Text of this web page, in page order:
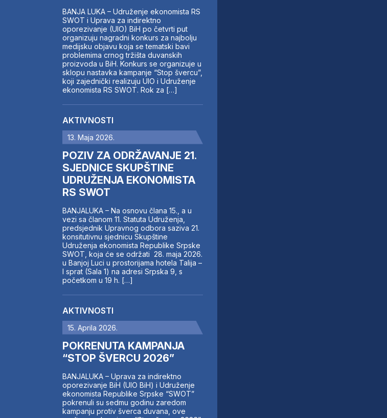
BANJA LUKA – Udruženje ekonomista RS
SWOT i Uprava za indirektno
oporezivanje (UIO) BiH po četvrti put
organizuju nagradni konkurs za najbolju
medijsku objavu koja se tematski bavi
problemima crnog tržišta duvanskih
proizvoda u BiH. Konkurs se organizuje u
sklopu nastavka kampanje “Stop švercu”,
koji zajednički realizuju UIO i Udruženje
ekonomista RS SWOT. Rok za […]
AKTIVNOSTI
13. Maja 2026.
POZIV ZA ODRŽAVANJE 21.
SJEDNICE SKUPŠTINE
UDRUŽENJA EKONOMISTA
RS SWOT
BANJALUKA – Na osnovu člana 15., a u
vezi sa članom 11. Statuta Udruženja,
predsjednik Upravnog odbora saziva 21.
konsitutivnu sjednicu Skupštine
Udruženja ekonomista Republike Srpske
SWOT, koja će se održati 28. maja 2026.
u Banjoj Luci u prostorijama hotela Talija –
I sprat (Sala 1) na adresi Srpska 9, s
početkom u 19 h. […]
AKTIVNOSTI
15. Aprila 2026.
POKRENUTA KAMPANJA
“STOP ŠVERCU 2026”
BANJALUKA – Uprava za indirektno
oporezivanje BiH (UIO BiH) i Udruženje
ekonomista Republike Srpske “SWOT”
pokrenuli su sedmu godinu zaredom
kampanju protiv šverca duvana, ove